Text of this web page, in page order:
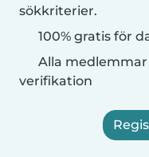
sökkriterier.
100% gratis för
Alla
verifikation